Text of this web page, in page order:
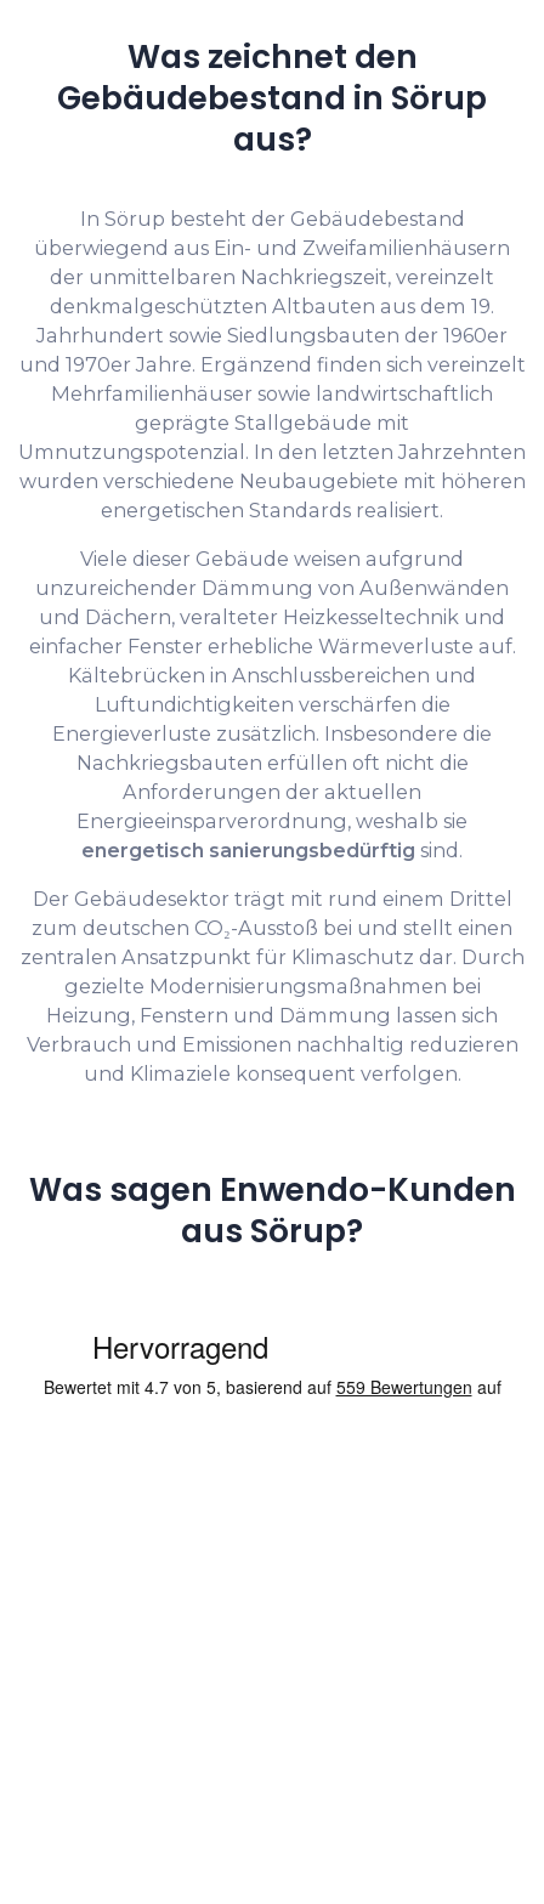
Was zeichnet den
Gebäudebestand in Sörup
aus?
In Sörup besteht der Gebäudebestand
überwiegend aus Ein- und Zweifamilienhäusern
der unmittelbaren Nachkriegszeit, vereinzelt
denkmalgeschützten Altbauten aus dem 19.
Jahrhundert sowie Siedlungsbauten der 1960er
und 1970er Jahre. Ergänzend finden sich vereinzelt
Mehrfamilienhäuser sowie landwirtschaftlich
geprägte Stallgebäude mit
Umnutzungspotenzial. In den letzten Jahrzehnten
wurden verschiedene Neubaugebiete mit höheren
energetischen Standards realisiert.
Viele dieser Gebäude weisen aufgrund
unzureichender Dämmung von Außenwänden
und Dächern, veralteter Heizkesseltechnik und
einfacher Fenster erhebliche Wärmeverluste auf.
Kältebrücken in Anschlussbereichen und
Luftundichtigkeiten verschärfen die
Energieverluste zusätzlich. Insbesondere die
Nachkriegsbauten erfüllen oft nicht die
Anforderungen der aktuellen
Energieeinsparverordnung, weshalb sie
energetisch sanierungsbedürftig sind.
Der Gebäudesektor trägt mit rund einem Drittel
zum deutschen CO₂-Ausstoß bei und stellt einen
zentralen Ansatzpunkt für Klimaschutz dar. Durch
gezielte Modernisierungsmaßnahmen bei
Heizung, Fenstern und Dämmung lassen sich
Verbrauch und Emissionen nachhaltig reduzieren
und Klimaziele konsequent verfolgen.
Was sagen Enwendo-Kunden
aus Sörup?